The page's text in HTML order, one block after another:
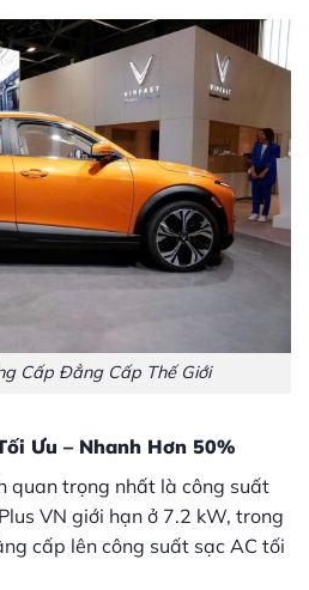
Cấp Đẳng Cấp Thế Giới
Ưu – Nhanh Hơn 50%
quan trọng nhất là công suất
VN giới hạn ở 7.2 kW, trong
cấp lên công suất sạc AC tối